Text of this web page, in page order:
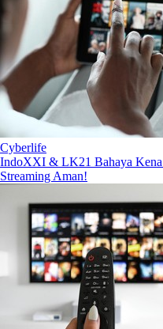
Cyberlife
IndoXXI & LK21 Bahaya
Streaming Aman!